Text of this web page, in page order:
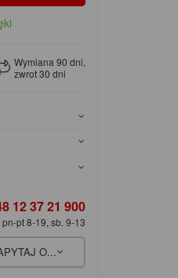
Wymiana 90 dni,
zwrot 30 dni
12 37 21 900
pn-pt 8-19, sb. 9-13
O...